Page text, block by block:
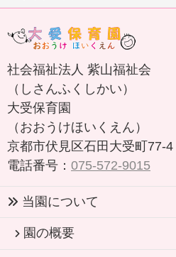
社会福祉法人 紫山福祉会
（しさんふくしかい）
大受保育園
（おおうけほいくえん）
京都市伏見区石田大受町77-4
電話番号： 075-572-9015
当園について
園の概要